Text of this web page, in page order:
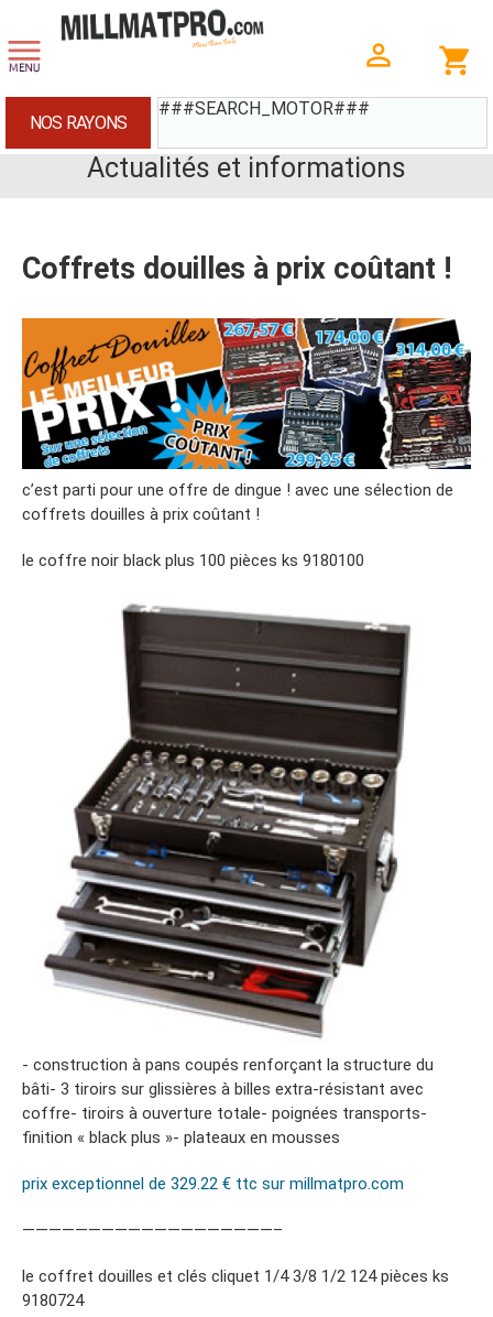
###SEARCH_MOTOR###
NOS RAYONS
Actualités et informations
Coffrets douilles à prix coûtant !
c’est parti pour une offre de dingue ! avec une sélection de
coffrets douilles à prix coûtant !
le coffre noir black plus 100 pièces ks 9180100
- construction à pans coupés renforçant la structure du
bâti- 3 tiroirs sur glissières à billes extra-résistant avec
coffre- tiroirs à ouverture totale- poignées transports-
finition « black plus »- plateaux en mousses
prix exceptionnel de 329.22 € ttc sur millmatpro.com
———————————————————–
le coffret douilles et clés cliquet 1/4 3/8 1/2 124 pièces ks
9180724